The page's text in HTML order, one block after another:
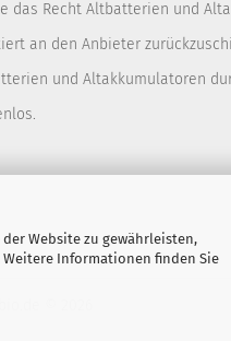
Website zu gewährleisten,
Informationen finden Sie
das Recht Altbatterien und
an den Anbieter
und Altakkumulatoren